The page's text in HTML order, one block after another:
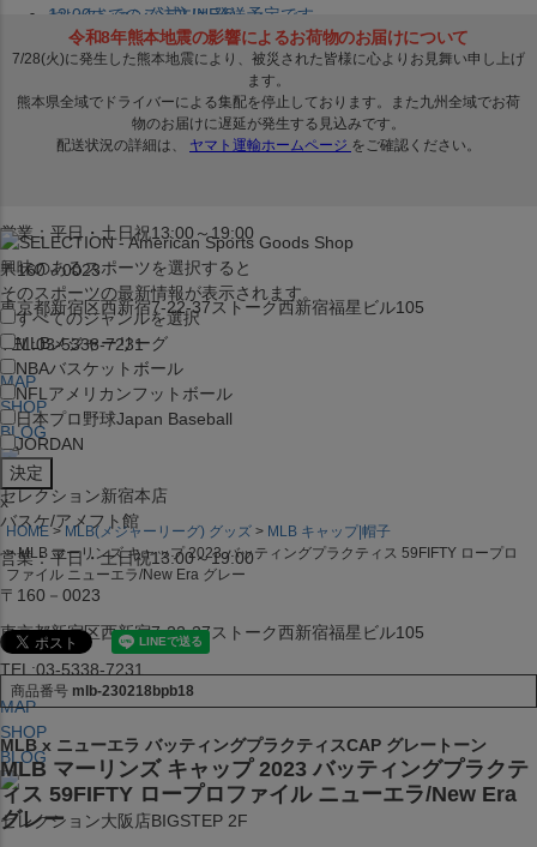
セレクション公式LINE@
営業：平日・土日祝13:00～19:00
〒160－0023
東京都新宿区西新宿7-22-37ストーク西新宿福星ビル105
TEL:03-5338-7231
MAP
SHOP
BLOG
セレクション新宿本店
バスケ/アメフト館
営業：平日・土日祝13:00～19:00
〒160－0023
東京都新宿区西新宿7-22-37ストーク西新宿福星ビル105
TEL:03-5338-7231
MAP
SHOP
BLOG
セレクション大阪店BIGSTEP 2F
12:00までのご注文は発送予定です。
在庫品は 1-3営業日内で発送!! ※お取寄せ商品は対象外
興味のあるスポーツを選択すると
そのスポーツの最新情報が表示されます。
すべてのジャンルを選択
MLBメジャーリーグ
NBAバスケットボール
NFL アメリカンフットボール
日本プロ野球Japan Baseball
JORDAN
x
HOME MLB(メジャーリーグ) グッズ
MLB キャップ|帽子
MLB マーリンズ キャップ 2023 バッティングプラクティス 59FIFTY ロープロ
ファイル ニューエラ/New Era グレー
商品番号 mlb-230218bpb18
MLB x ニューエラ バッティングプラクティスCAP グレートーン
MLB マーリンズ キャップ 2023 バッティングプラクテ
ィス 59FIFTY ロープロファイル ニューエラ/New Era
グレー